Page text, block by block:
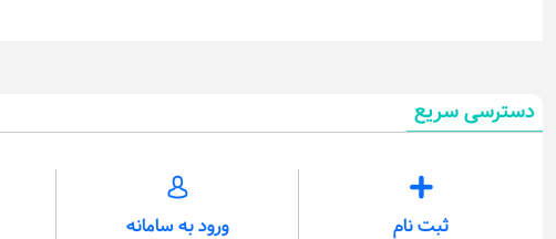
دسترسی سریع
ثبت نام ورود به سامانه